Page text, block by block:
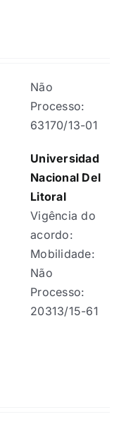
Não
Processo:
63170/13-01
Universidad
Nacional Del
Litoral
Vigência do
acordo:
Mobilidade:
Não
Processo:
20313/15-61